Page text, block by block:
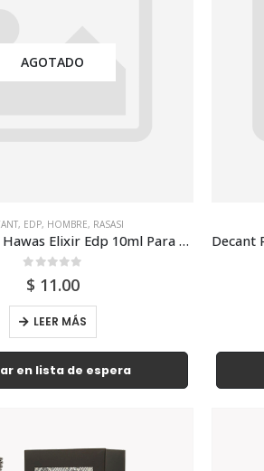
AGOTADO
, EDP, HOMBRE, RASASI
Decant Rasasi Hawas Elixir Edp 10ml Para Hombre
out of 5
$ 11.00
LEER MÁS
en lista de espera